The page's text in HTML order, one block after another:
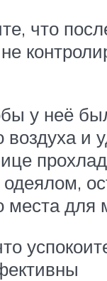
что
у неё
воздуха и
места для